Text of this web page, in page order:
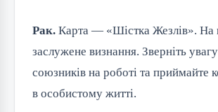
Рак. Карта — «Шістка Жезлів». На
заслужене визнання. Зверніть
союзників на роботі та приймайте
в особистому житті.